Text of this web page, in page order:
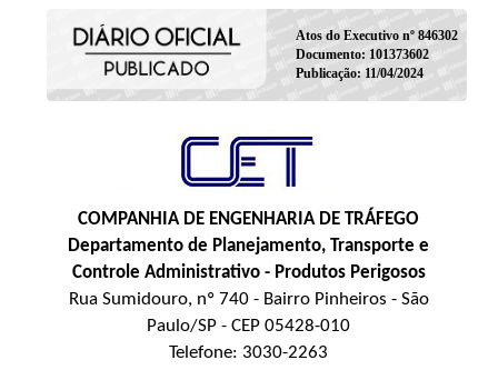
Atos do Executivo nº 846302
Documento: 101373602
Publicação: 11/04/2024
COMPANHIA DE ENGENHARIA DE TRÁFEGO
Departamento de Planejamento, Transporte e
Controle Administrativo - Produtos Perigosos
Rua Sumidouro, nº 740 - Bairro Pinheiros - São
Paulo/SP - CEP 05428-010
Telefone: 3030-2263